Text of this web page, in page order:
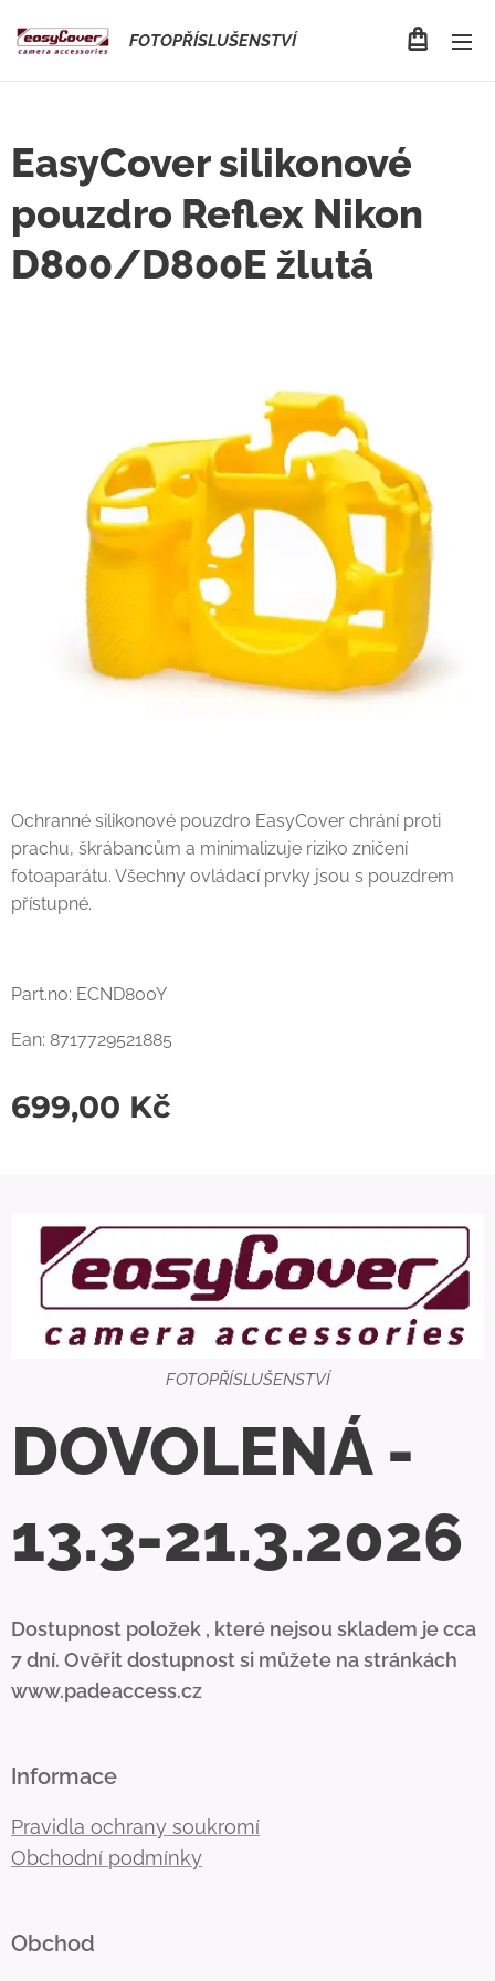
FOTOPŘÍSLUŠENSTVÍ
EasyCover silikonové
pouzdro Reflex Nikon
D800/D800E žlutá
Ochranné silikonové pouzdro EasyCover chrání proti
prachu, škrábancům a minimalizuje riziko zničení
fotoaparátu. Všechny ovládací prvky jsou s pouzdrem
přístupné.
Part.no: ECND800Y
Ean: 8717729521885
699,00 Kč
FOTOPŘÍSLUŠENSTVÍ
DOVOLENÁ -
13.3-21.3.2026
Dostupnost položek , které nejsou skladem je cca
7 dní. Ověřit dostupnost si můžete na stránkách
www.padeaccess.cz
Informace
Pravidla ochrany soukromí
Obchodní podmínky
Obchod